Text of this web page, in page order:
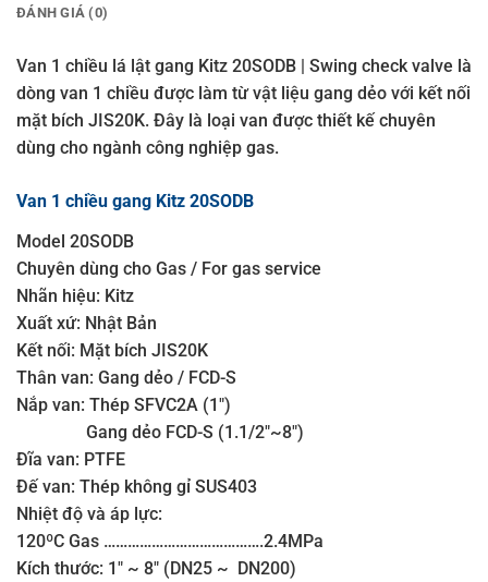
ĐÁNH GIÁ (0)
Van 1 chiều lá lật gang Kitz 20SODB | Swing check valve là
dòng van 1 chiều được làm từ vật liệu gang dẻo với kết nối
mặt bích JIS20K. Đây là loại van được thiết kế chuyên
dùng cho ngành công nghiệp gas.
Van 1 chiều gang Kitz 20SODB
Model 20SODB
Chuyên dùng cho Gas / For gas service
Nhãn hiệu: Kitz
Xuất xứ: Nhật Bản
Kết nối: Mặt bích JIS20K
Thân van: Gang dẻo / FCD-S
Nắp van: Thép SFVC2A (1″)
Gang dẻo FCD-S (1.1/2″~8″)
Đĩa van: PTFE
Đế van: Thép không gỉ SUS403
Nhiệt độ và áp lực:
120ºC Gas ………………………………….2.4MPa
Kích thước: 1″ ~ 8″ (DN25 ~ DN200)